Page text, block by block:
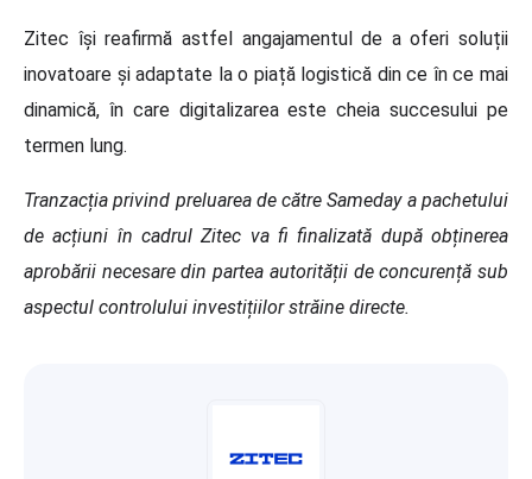
Zitec își reafirmă astfel angajamentul de a oferi soluții
inovatoare și adaptate la o piață logistică din ce în ce mai
dinamică, în care digitalizarea este cheia succesului pe
termen lung.
Tranzacția privind preluarea de către Sameday a pachetului
de acțiuni în cadrul Zitec va fi finalizată după obținerea
aprobării necesare din partea autorității de concurență sub
aspectul controlului investițiilor străine directe.